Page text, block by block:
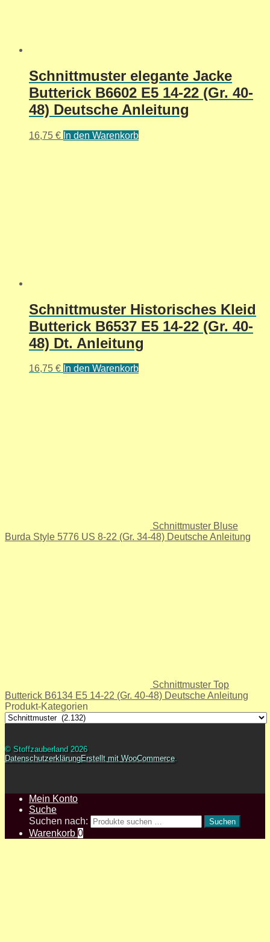
Schnittmuster elegante Jacke
Butterick B6602 E5 14-22 (Gr. 40-
48) Deutsche Anleitung
16,75 € In den Warenkorb
Schnittmuster Historisches Kleid
Butterick B6537 E5 14-22 (Gr. 40-
48) Dt. Anleitung
16,75 € In den Warenkorb
Schnittmuster Bluse
Burda Style 5776 US 8-22 (Gr. 34-48) Deutsche Anleitung
Schnittmuster Top
Butterick B6134 E5 14-22 (Gr. 40-48) Deutsche Anleitung
Produkt-Kategorien
© Stoffzauberland 2026
DatenschutzerklärungErstellt mit WooCommerce.
Mein Konto
Suche
Suchen nach:
Suchen
Warenkorb 0